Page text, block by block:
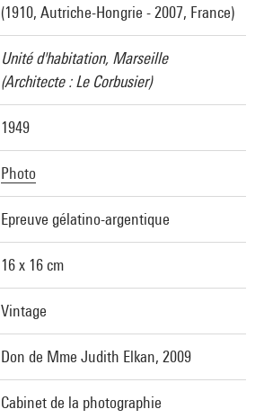
(1910, Autriche-Hongrie - 2007, France)
Unité d'habitation, Marseille
(Architecte : Le Corbusier)
1949
Photo
Epreuve gélatino-argentique
16 x 16 cm
Vintage
Don de Mme Judith Elkan, 2009
Cabinet de la photographie